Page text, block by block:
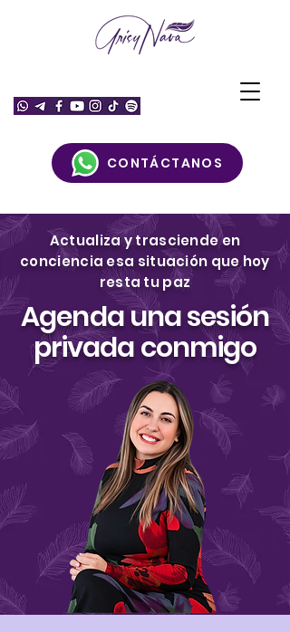
CONTÁCTANOS
Actualiza y trasciende en
conciencia esa situación que hoy
resta tu paz
Agenda una sesión
privada conmigo